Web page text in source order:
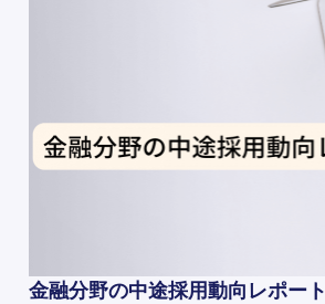
金融分野の中途採用動向レポート